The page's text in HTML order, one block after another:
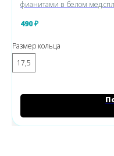
фианитами в белом
490₽
Размер кольца
17,5